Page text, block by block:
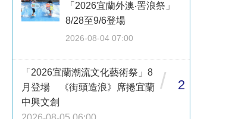
「2026宜蘭外澳‧罟浪祭」
8/28至9/6登場
2026-08-04 07:00
「2026宜蘭潮流文化藝術祭」8
月登場 《街頭造浪》席捲宜蘭
中興文創
/ 2